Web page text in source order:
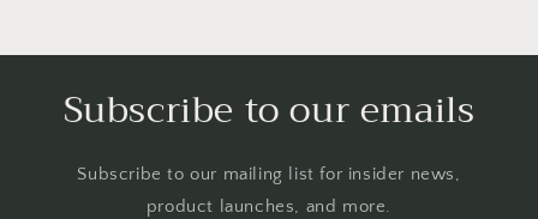
Subscribe to our emails
Subscribe to our mailing list for insider news,
product launches, and more.